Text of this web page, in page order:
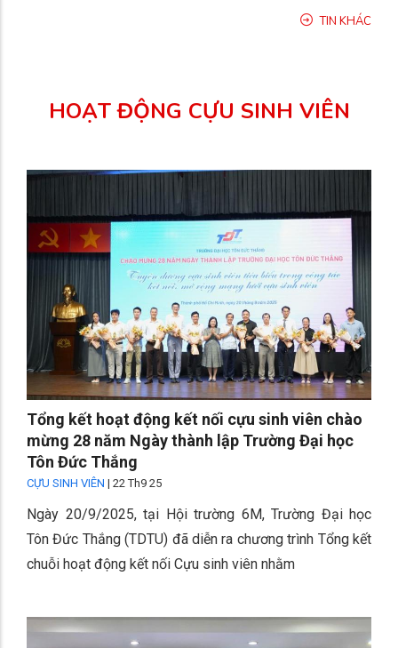
TIN KHÁC
HOẠT ĐỘNG CỰU SINH VIÊN
Tổng kết hoạt động kết nối cựu sinh viên chào
mừng 28 năm Ngày thành lập Trường Đại học
Tôn Đức Thắng
CỰU SINH VIÊN | 22 Th9 25
Ngày 20/9/2025, tại Hội trường 6M, Trường Đại học
Tôn Đức Thắng (TDTU) đã diễn ra chương trình Tổng kết
chuỗi hoạt động kết nối Cựu sinh viên nhằm